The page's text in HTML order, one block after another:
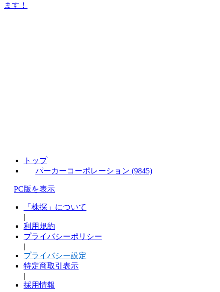
ます！
トップ
パーカーコーポレーション (9845)
PC版を表示
「株探」について
|
利用規約
プライバシーポリシー
|
プライバシー設定
特定商取引表示
|
採用情報